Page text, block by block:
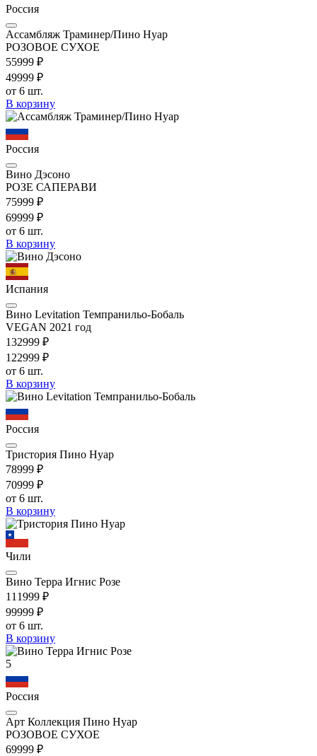
Россия
Ассамбляж Траминер/Пино Нуар
РОЗОВОЕ СУХОЕ
55999 ₽
49999 ₽
от 6 шт.
В корзину
Россия
Вино Дэсоно
РОЗЕ САПЕРАВИ
75999 ₽
69999 ₽
от 6 шт.
В корзину
Испания
Вино Levitation Темпранильо-Бобаль
VEGAN 2021 год
132999 ₽
122999 ₽
от 6 шт.
В корзину
Россия
Тристория Пино Нуар
78999 ₽
70999 ₽
от 6 шт.
В корзину
Чили
Вино Терра Игнис Розе
111999 ₽
99999 ₽
от 6 шт.
В корзину
5
Россия
Арт Коллекция Пино Нуар
РОЗОВОЕ СУХОЕ
69999 ₽